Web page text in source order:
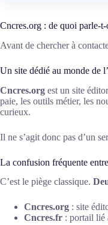
Cncres.org : de quoi parle-
Avant de chercher à
Un site dédié au monde de
Cncres.org est un site
paie, les outils métier, les
curieux.
Il ne s’agit donc pas d’un
La confusion fréquente
C’est le piège classique.
Cncres.org : site
Cncres.fr : portail lié